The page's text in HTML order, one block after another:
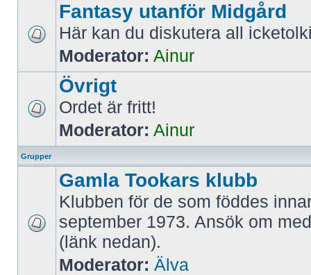
Fantasy utanför Midgård
Här kan du diskutera all
Moderator: Ainur
Övrigt
Ordet är fritt!
Moderator: Ainur
Grupper
Gamla Tookars klubb
Klubben för de som föddes
september 1973. Ansök om
(länk nedan).
Moderator: Älva